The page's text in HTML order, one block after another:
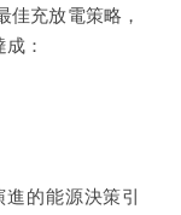
充放電策略，
：
的能源決策引